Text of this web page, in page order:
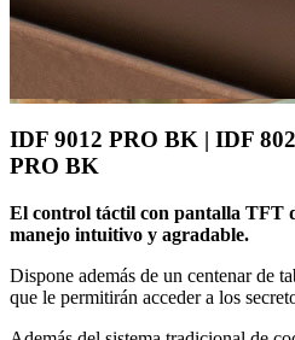
IDF 9012 PRO BK | IDF
PRO BK
El control táctil con pantalla TFT
manejo intuitivo y agradable.
Dispone además de un centenar de
que le permitirán acceder a los